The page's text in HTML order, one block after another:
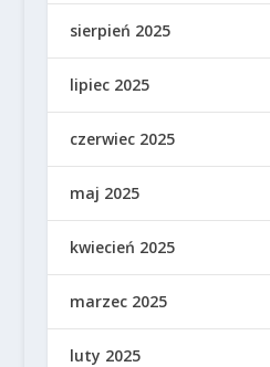
sierpień 2025
lipiec 2025
czerwiec 2025
maj 2025
kwiecień 2025
marzec 2025
luty 2025